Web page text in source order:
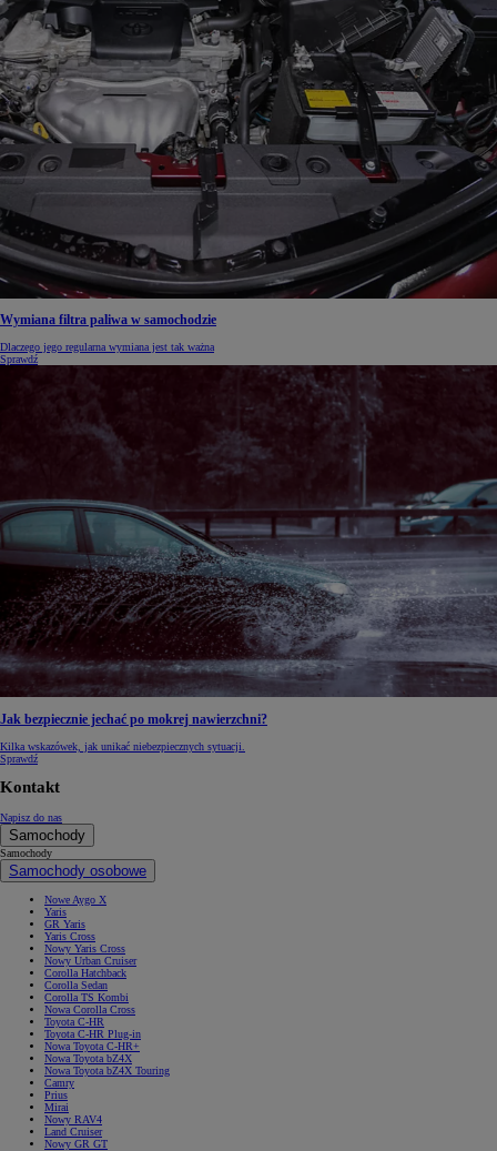
Wymiana filtra paliwa w samochodzie
Dlaczego jego regularna wymiana jest tak ważna
Sprawdź
Jak bezpiecznie jechać po mokrej nawierzchni?
Kilka wskazówek, jak unikać niebezpiecznych sytuacji.
Sprawdź
Kontakt
Napisz do nas
Samochody
Samochody
Samochody osobowe
Nowe Aygo X
Yaris
GR Yaris
Yaris Cross
Nowy Yaris Cross
Nowy Urban Cruiser
Corolla Hatchback
Corolla Sedan
Corolla TS Kombi
Nowa Corolla Cross
Toyota C-HR
Toyota C-HR Plug-in
Nowa Toyota C-HR+
Nowa Toyota bZ4X
Nowa Toyota bZ4X Touring
Camry
Prius
Mirai
Nowy RAV4
Land Cruiser
Nowy GR GT